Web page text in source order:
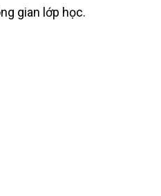
gian lớp học.